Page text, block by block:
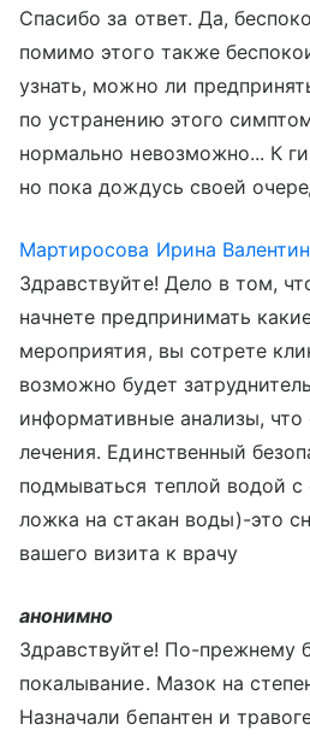
Спасибо за ответ. Да,
помимо этого также
узнать, можно ли
по устранению этого
нормально невозможно... К
но пока дождусь своей
Мартиросова Ирина
Здравствуйте! Дело в том,
начнете предпринимать
мероприятия, вы сотрете
возможно будет
информативные анализы,
лечения. Единственный
подмываться теплой водой с
ложка на стакан воды)-это
вашего визита к врачу
анонимно
Здравствуйте! По-прежнему
покалывание. Мазок на
Назначали бепантен и